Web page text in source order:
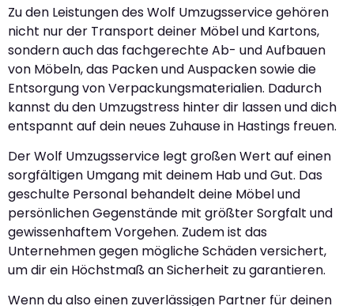
Zu den Leistungen des Wolf Umzugsservice gehören
nicht nur der Transport deiner Möbel und Kartons,
sondern auch das fachgerechte Ab- und Aufbauen
von Möbeln, das Packen und Auspacken sowie die
Entsorgung von Verpackungsmaterialien. Dadurch
kannst du den Umzugstress hinter dir lassen und dich
entspannt auf dein neues Zuhause in Hastings freuen.
Der Wolf Umzugsservice legt großen Wert auf einen
sorgfältigen Umgang mit deinem Hab und Gut. Das
geschulte Personal behandelt deine Möbel und
persönlichen Gegenstände mit größter Sorgfalt und
gewissenhaftem Vorgehen. Zudem ist das
Unternehmen gegen mögliche Schäden versichert,
um dir ein Höchstmaß an Sicherheit zu garantieren.
Wenn du also einen zuverlässigen Partner für deinen